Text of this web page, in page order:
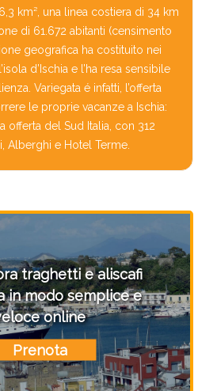
km², una linea costiera di 34 km
di 61.672 abitanti (censimento
geografica ha costituito nei
d’Ischia e l’ha resa sensibile
Variegata é infatti, l’offerta
le proprie vacanze a Ischia:
offerta del Sud Italia, con 312
Alberghi e Hotel Terme.
traghetti e aliscafi
in modo semplice e
online
Prenota